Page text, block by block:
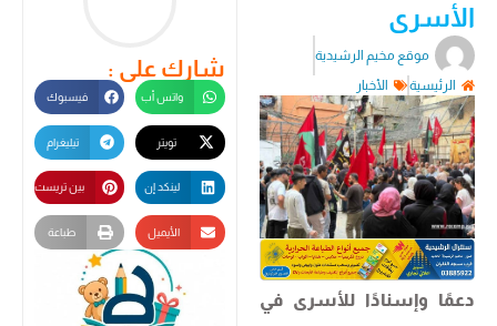
الأسرى
موقع مخيم الرشيدية
الرئيسية
الأخبار
دعمًا وإسنادًا للأسرى في
شارك على :
واتس أب فيسبوك
تيليغرام
لينكد إن بين تريست
الأيميل طباعة